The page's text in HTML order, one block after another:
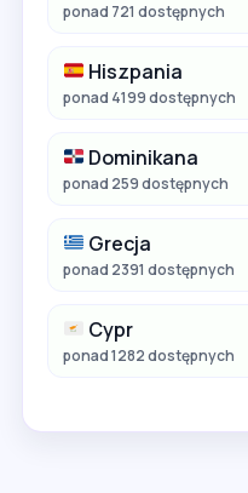
ponad 721 dostępnych
Hiszpania
ponad 4199 dostępnych
Dominikana
ponad 259 dostępnych
Grecja
ponad 2391 dostępnych
Cypr
ponad 1282 dostępnych